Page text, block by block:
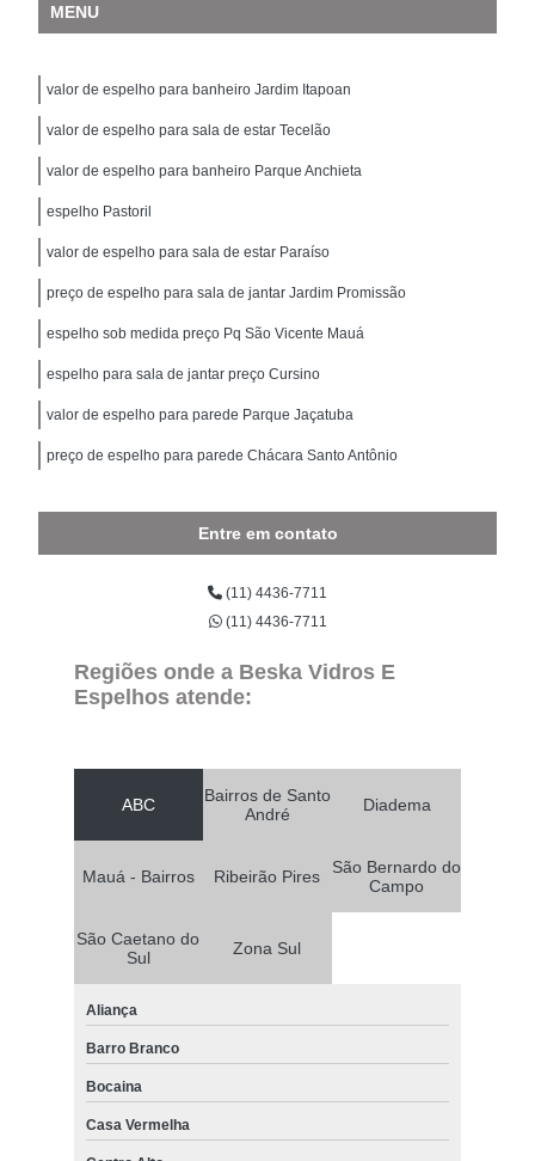
MENU
valor de espelho para banheiro Jardim Itapoan
valor de espelho para sala de estar Tecelão
valor de espelho para banheiro Parque Anchieta
espelho Pastoril
valor de espelho para sala de estar Paraíso
preço de espelho para sala de jantar Jardim Promissão
espelho sob medida preço Pq São Vicente Mauá
espelho para sala de jantar preço Cursino
valor de espelho para parede Parque Jaçatuba
preço de espelho para parede Chácara Santo Antônio
Entre em contato
(11) 4436-7711
(11) 4436-7711
Regiões onde a Beska Vidros E
Espelhos atende:
ABC
Bairros de Santo
André
Diadema
Mauá - Bairros Ribeirão Pires
São Bernardo do
Campo
São Caetano do
Sul
Zona Sul
Aliança
Barro Branco
Bocaina
Casa Vermelha